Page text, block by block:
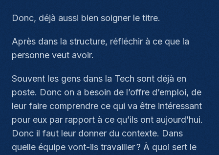
Donc, déjà aussi bien soigner le titre.
Après dans la structure, réfléchir à ce que la
personne veut avoir.
Souvent les gens dans la Tech sont déjà en
poste. Donc on a besoin de l’offre d’emploi, de
leur faire comprendre ce qui va être intéressant
pour eux par rapport à ce qu’ils ont aujourd’hui.
Donc il faut leur donner du contexte. Dans
quelle équipe vont-ils travailler ? À quoi sert le